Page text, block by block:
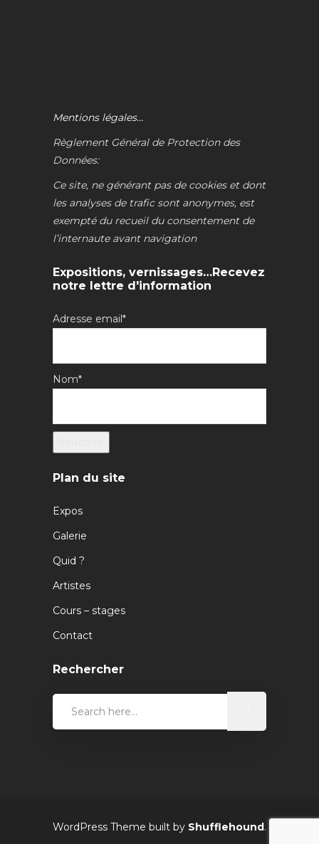
Mentions légales…
Règlement Général de Protection des
Données:
Ce site, ne générant pas de cookies et dont
les analyses de trafic sont anonymes, est
exempté du recueil du consentement de
l’internaute avant navigation
Expositions, vernissages…Recevez
notre lettre d'information
Adresse email*
Nom*
Plan du site
Expos
Galerie
Quid ?
Artistes
Cours – stages
Contact
Rechercher
WordPress Theme built by Shufflehound.